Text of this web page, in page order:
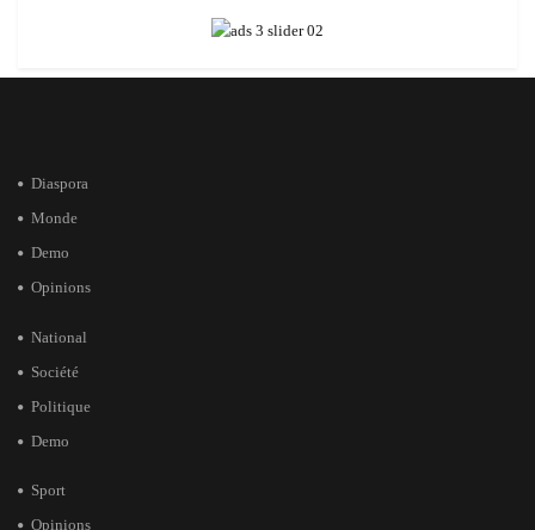
Diaspora
Monde
Demo
Opinions
National
Société
Politique
Demo
Sport
Opinions